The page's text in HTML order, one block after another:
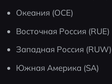
Океания (OCE)
Восточная Россия (RUE)
Западная Россия (RUW)
Южная Америка (SA)